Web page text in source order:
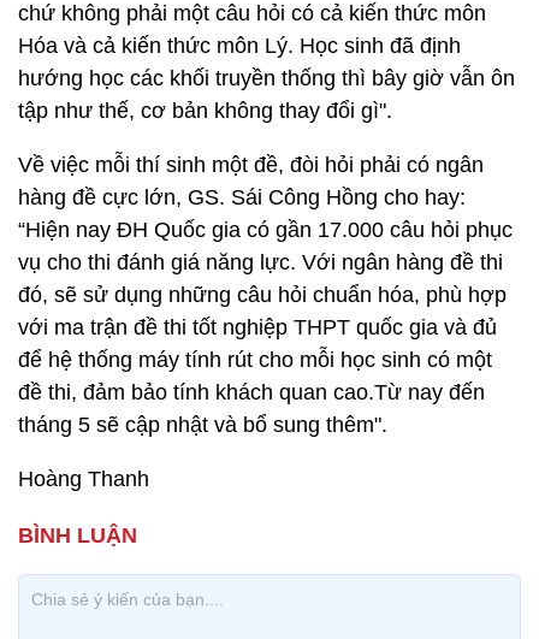
chứ không phải một câu hỏi có cả kiến thức môn
Hóa và cả kiến thức môn Lý. Học sinh đã định
hướng học các khối truyền thống thì bây giờ vẫn ôn
tập như thế, cơ bản không thay đổi gì".
Về việc mỗi thí sinh một đề, đòi hỏi phải có ngân
hàng đề cực lớn, GS. Sái Công Hồng cho hay:
“Hiện nay ĐH Quốc gia có gần 17.000 câu hỏi phục
vụ cho thi đánh giá năng lực. Với ngân hàng đề thi
đó, sẽ sử dụng những câu hỏi chuẩn hóa, phù hợp
với ma trận đề thi tốt nghiệp THPT quốc gia và đủ
để hệ thống máy tính rút cho mỗi học sinh có một
đề thi, đảm bảo tính khách quan cao.Từ nay đến
tháng 5 sẽ cập nhật và bổ sung thêm".
Hoàng Thanh